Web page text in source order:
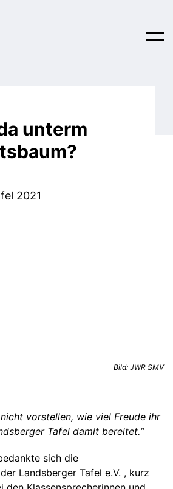
unterm
Bild: JWR SMV
vorstellen, wie viel Freude ihr
Tafel damit bereitet.“
sich die
Landsberger Tafel e.V. , kurz